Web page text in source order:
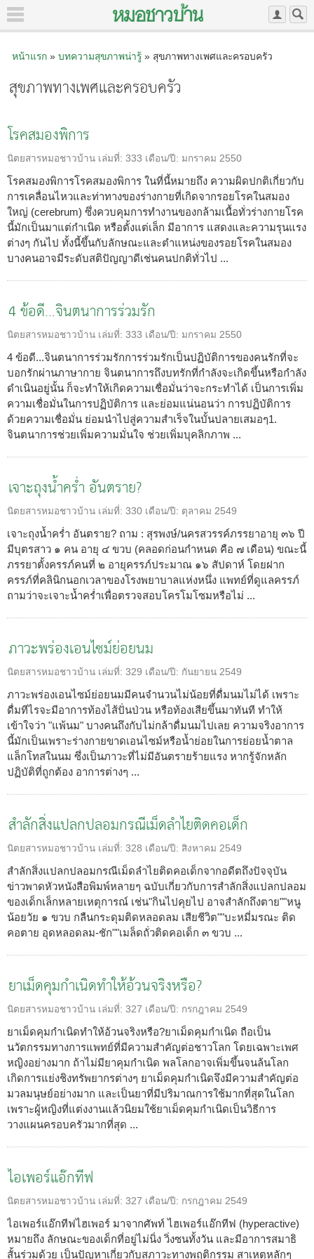
หน้าแรก» บทความสุขภาพน่ารู้» สุขภาพทางเพศและครอบครัว
สุขภาพทางเพศและครอบครัว
โรคสมองพิการ
นิตยสารหมอชาวบ้าน เล่มที่: 333 เดือน/ปี: มกราคม 2550
โรคสมองพิการโรคสมองพิการ ในที่นี้หมายถึง ความผิดปกติเกี่ยวกับ
การเคลื่อนไหวและท่าทางของร่างกายที่เกิดจากรอยโรคในสมอง
ใหญ่ (cerebrum) ซึ่งควบคุมการทำงานของกล้ามเนื้อทั่วร่างกายโรค
นี้มักเป็นมาแต่กำเนิด หรือตั้งแต่เล็ก มีอาการ แสดงและความรุนแรง
ต่างๆ กันไป ทั้งนี้ขึ้นกับลักษณะและตำแหน่งของรอยโรคในสมอง
บางคนอาจมีระดับสติปัญญาดีเช่นคนปกติทั่วไป ...
4 ข้อดี...จินตนาการร่วมรัก
นิตยสารหมอชาวบ้าน เล่มที่: 333 เดือน/ปี: มกราคม 2550
4 ข้อดี...จินตนาการร่วมรักการร่วมรักเป็นปฏิบัติการของคนรักที่จะ
บอกรักผ่านภาษากาย จินตนาการถึงบทรักที่กำลังจะเกิดขึ้นหรือกำลัง
ดำเนินอยู่นั้น ก็จะทำให้เกิดความเชื่อมั่นว่าจะกระทำได้ เป็นการเพิ่ม
ความเชื่อมั่นในการปฏิบัติการ และย่อมแน่นอนว่า การปฏิบัติการ
ด้วยความเชื่อมั่น ย่อมนำไปสู่ความสำเร็จในบั้นปลายเสมอๆ1.
จินตนาการช่วยเพิ่มความมั่นใจ ช่วยเพิ่มบุคลิกภาพ ...
เจาะถุงน้ำคร่ำ อันตราย?
นิตยสารหมอชาวบ้าน เล่มที่: 330 เดือน/ปี: ตุลาคม 2549
เจาะถุงน้ำคร่ำ อันตราย? ถาม : สุรพงษ์/นครสวรรค์ภรรยาอายุ ๓๖ ปี
มีบุตรสาว ๑ คน อายุ ๔ ขวบ (คลอดก่อนกำหนด คือ ๗ เดือน) ขณะนี้
ภรรยาตั้งครรภ์คนที่ ๒ อายุครรภ์ประมาณ ๑๖ สัปดาห์ โดยฝาก
ครรภ์ที่คลินิกนอกเวลาของโรงพยาบาลแห่งหนึ่ง แพทย์ที่ดูแลครรภ์
ถามว่าจะเจาะน้ำคร่ำเพื่อตรวจสอบโครโมโซมหรือไม่ ...
ภาวะพร่องเอนไซม์ย่อยนม
นิตยสารหมอชาวบ้าน เล่มที่: 329 เดือน/ปี: กันยายน 2549
ภาวะพร่องเอนไซม์ย่อยนมมีคนจำนวนไม่น้อยที่ดื่มนมไม่ได้ เพราะ
ดื่มทีไรจะมีอาการท้องไส้ปั่นป่วน หรือท้องเสียขึ้นมาทันที ทำให้
เข้าใจว่า "แพ้นม" บางคนถึงกับไม่กล้าดื่มนมไปเลย ความจริงอาการ
นี้มักเป็นเพราะร่างกายขาดเอนไซม์หรือน้ำย่อยในการย่อยน้ำตาล
แล็กโทสในนม ซึ่งเป็นภาวะที่ไม่มีอันตรายร้ายแรง หากรู้จักหลัก
ปฏิบัติที่ถูกต้อง อาการต่างๆ ...
สำลักสิ่งแปลกปลอมกรณีเม็ดลำไยติดคอเด็ก
นิตยสารหมอชาวบ้าน เล่มที่: 328 เดือน/ปี: สิงหาคม 2549
สำลักสิ่งแปลกปลอมกรณีเม็ดลำไยติดคอเด็กจากอดีตถึงปัจจุบัน
ข่าวพาดหัวหนังสือพิมพ์หลายๆ ฉบับเกี่ยวกับการสำลักสิ่งแปลกปลอม
ของเด็กเล็กหลายเหตุการณ์ เช่น"กินไปคุยไป อาจสำลักถึงตาย""หนู
น้อยวัย ๑ ขวบ กลืนกระดุมติดหลอดลม เสียชีวิต""บะหมี่มรณะ ติด
คอตาย อุดหลอดลม-ชัก""เมล็ดถั่วติดคอเด็ก ๓ ขวบ ...
ยาเม็ดคุมกำเนิดทำให้อ้วนจริงหรือ?
นิตยสารหมอชาวบ้าน เล่มที่: 327 เดือน/ปี: กรกฎาคม 2549
ยาเม็ดคุมกำเนิดทำให้อ้วนจริงหรือ?ยาเม็ดคุมกำเนิด ถือเป็น
นวัตกรรมทางการแพทย์ที่มีความสำคัญต่อชาวโลก โดยเฉพาะเพศ
หญิงอย่างมาก ถ้าไม่มียาคุมกำเนิด พลโลกอาจเพิ่มขึ้นจนล้นโลก
เกิดการแย่งชิงทรัพยากรต่างๆ ยาเม็ดคุมกำเนิดจึงมีความสำคัญต่อ
มวลมนุษย์อย่างมาก และเป็นยาที่มีปริมาณการใช้มากที่สุดในโลก
เพราะผู้หญิงที่แต่งงานแล้วนิยมใช้ยาเม็ดคุมกำเนิดเป็นวิธีการ
วางแผนครอบครัวมากที่สุด ...
ไอเพอร์แอ๊กทีฟ
นิตยสารหมอชาวบ้าน เล่มที่: 327 เดือน/ปี: กรกฎาคม 2549
ไอเพอร์แอ๊กทีฟไฮเพอร์ มาจากศัพท์ ไฮเพอร์แอ๊กทีฟ (hyperactive)
หมายถึง ลักษณะของเด็กที่อยู่ไม่นิ่ง วิ่งซนทั้งวัน และมีอาการสมาธิ
สั้นร่วมด้วย เป็นปัญหาเกี่ยวกับสภาวะทางพฤติกรรม สาเหตุหลักๆ